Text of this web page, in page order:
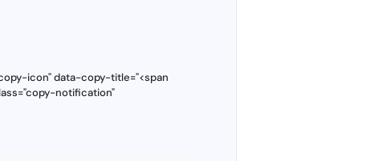
icon" data-copy-title="<span
notification"